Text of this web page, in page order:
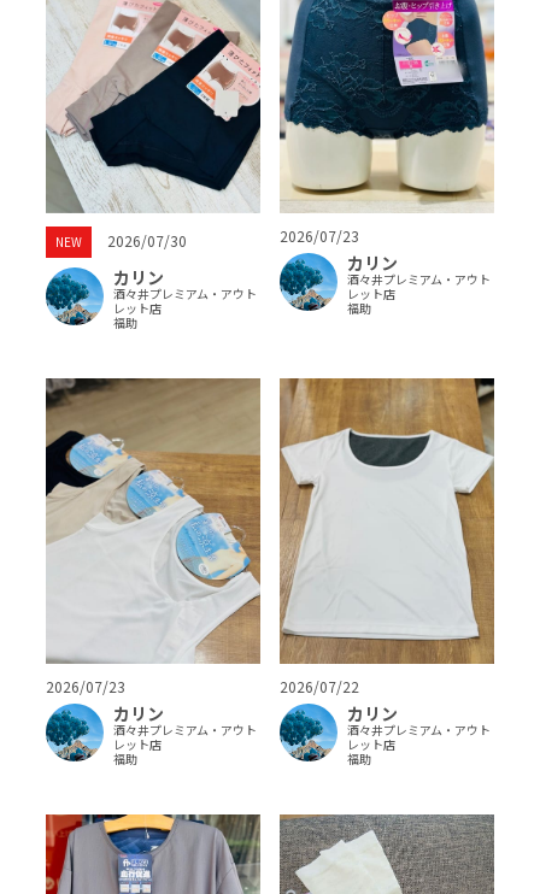
NEW 2026/07/30
カリン
酒々井プレミアム・アウト
レット店
福助
2026/07/23
カリン
酒々井プレミアム・アウト
レット店
福助
2026/07/23
カリン
酒々井プレミアム・アウト
レット店
福助
2026/07/22
カリン
酒々井プレミアム・アウト
レット店
福助